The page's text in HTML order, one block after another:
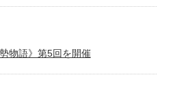
物語》第5回を開催